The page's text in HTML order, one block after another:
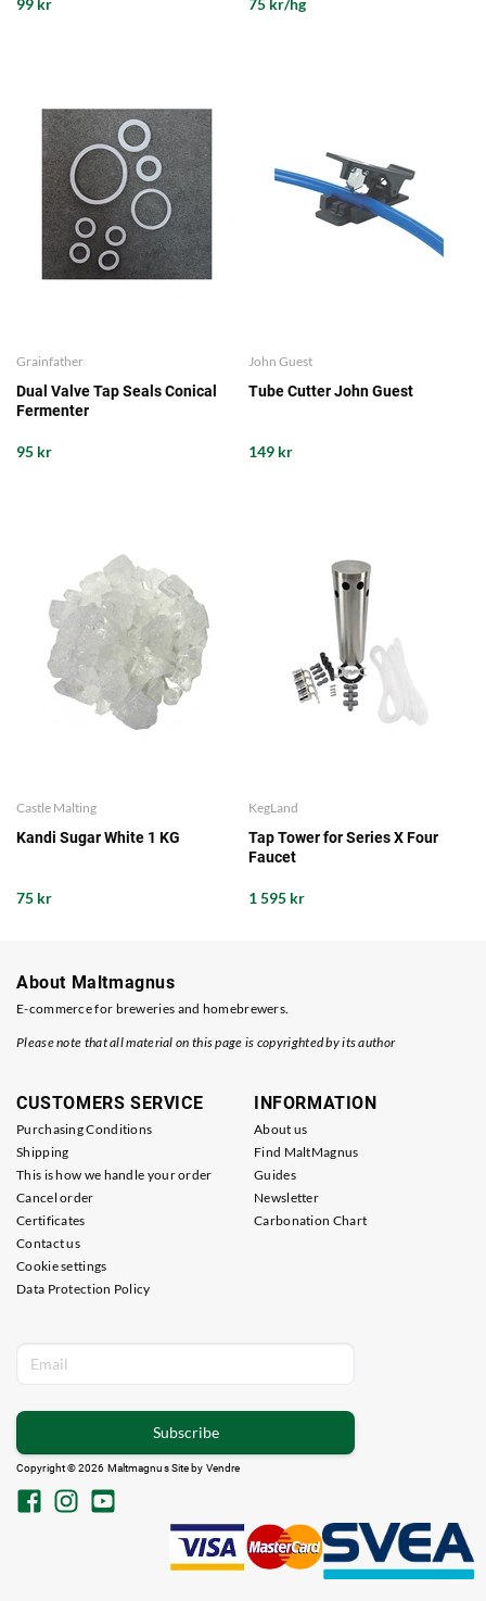
Grainfather
Dual Valve Tap Seals Conical
Fermenter
95 kr
John Guest
Tube Cutter John Guest
149 kr
Castle Malting
Kandi Sugar White 1 KG
75 kr
KegLand
Tap Tower for Series X Four
Faucet
1 595 kr
About Maltmagnus
E-commerce for breweries and homebrewers.
Please note that all material on this page is copyrighted by its author
CUSTOMERS SERVICE
Purchasing Conditions
Shipping
This is how we handle your order
Cancel order
Certificates
Contact us
Cookie settings
Data Protection Policy
INFORMATION
About us
Find MaltMagnus
Guides
Newsletter
Carbonation Chart
Subscribe
Copyright © 2026 Maltmagnus Site by Vendre